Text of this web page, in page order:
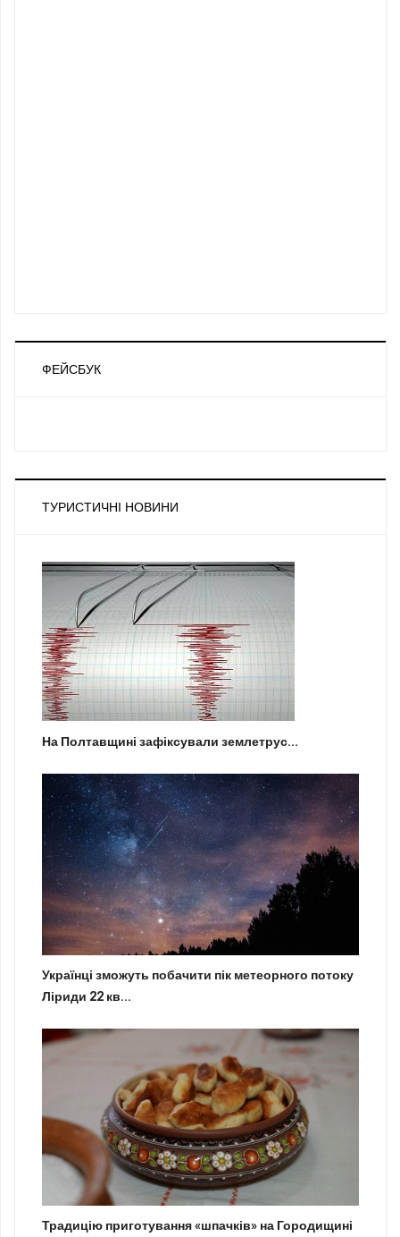
ФЕЙСБУК
ТУРИСТИЧНІ НОВИНИ
На Полтавщині зафіксували землетрус...
Українці зможуть побачити пік метеорного потоку
Ліриди 22 кв...
Традицію приготування «шпачків» на Городищині